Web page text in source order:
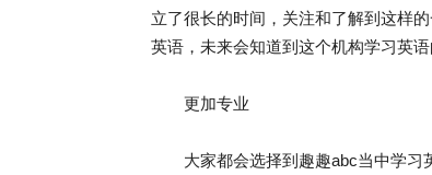
立了很长的时间，关注和了解到这样
英语，未来会知道到这个机构学习英语
更加专业
大家都会选择到趣趣abc当中学习